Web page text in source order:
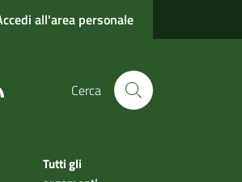
all'area personale
Cerca
Tutti gli